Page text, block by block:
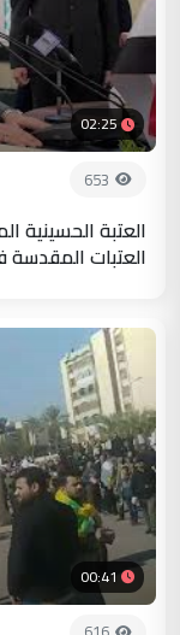
02:25
653
العتبة الحسينية
العتبات المقدسة
00:41